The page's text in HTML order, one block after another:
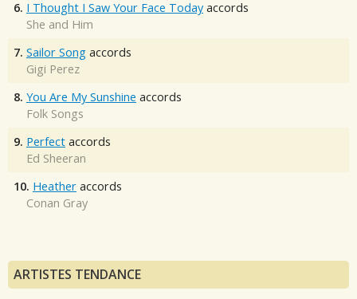
6. I Thought I Saw Your Face Today accords
She and Him
7. Sailor Song accords
Gigi Perez
8. You Are My Sunshine accords
Folk Songs
9. Perfect accords
Ed Sheeran
10. Heather accords
Conan Gray
ARTISTES TENDANCE